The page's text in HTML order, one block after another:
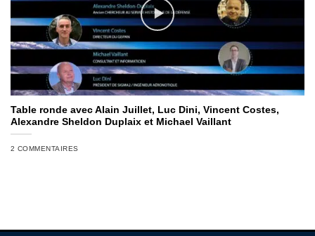
Table ronde avec Alain Juillet, Luc Dini, Vincent Costes,
Alexandre Sheldon Duplaix et Michael Vaillant
2 COMMENTAIRES